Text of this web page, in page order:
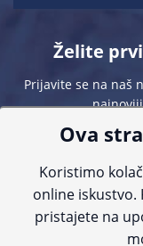
Želite
Prijavite se na naš
Sve navedene cijene
informacije, ali zbog
Ova
Koristimo
online
pristajete na